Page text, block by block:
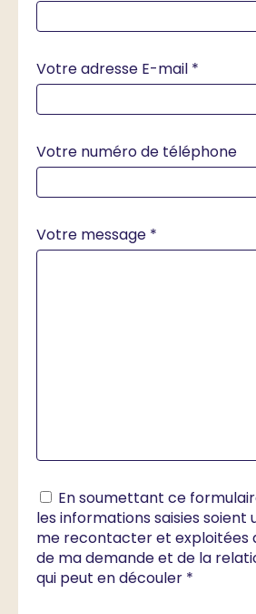
Votre adresse E-mail *
Votre numéro de téléphone
Votre message *
En soumettant ce
les informations saisies soient
me recontacter et exploitées
de ma demande et de la
qui peut en découler *